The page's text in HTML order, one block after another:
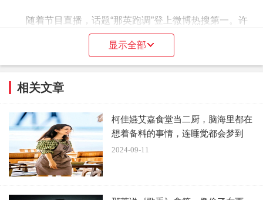
随着节目直播，话题“那英跑调”登上微博热搜第一。许
多网友边看直播边发文“妈呀，都已经第四期了，应该没人听
不出来那英跑调严重吧”、“天啊，这是华语天后”、“万万没想
曲”；还有网友表示，那英在《歌手2024》的舞台上有点放
由于此前中国歌手轮番战败，海外歌手称霸《歌手》，
节目找来实力派唱将孙楠救场，他上台演唱一首《拯救》。
经由现场500名观众和500名线上的云端国际听审投票，前三
显示全部
相关文章
柯佳嬿艾嘉食堂当二厨，脑海里都在
想着备料的事情，连睡觉都会梦到
2024-09-11